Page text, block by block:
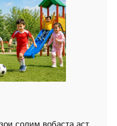
солим вобаста аст